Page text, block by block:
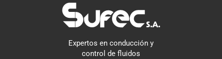
Expertos en conducción y
control de fluidos